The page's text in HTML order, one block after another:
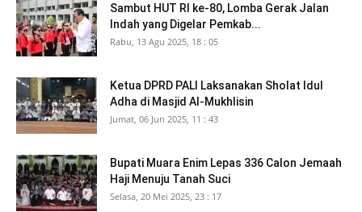
Sambut HUT RI ke-80, Lomba Gerak Jalan
Indah yang Digelar Pemkab...
Rabu, 13 Agu 2025, 18 : 05
Ketua DPRD PALI Laksanakan Sholat Idul
Adha di Masjid Al-Mukhlisin
Jumat, 06 Jun 2025, 11 : 43
Bupati Muara Enim Lepas 336 Calon Jemaah
Haji Menuju Tanah Suci
Selasa, 20 Mei 2025, 23 : 17